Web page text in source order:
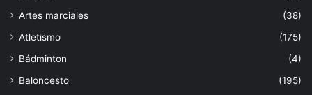
Artes marciales
(38)
Atletismo
(175)
Bádminton
(4)
Baloncesto
(195)